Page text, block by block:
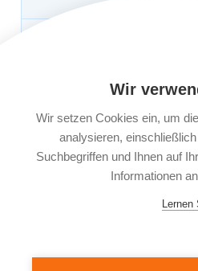
Reiseantritt
Leistungsträger:
AWP P&C
Wir
Wir setzen Cookies ein, um
analysieren,
Suchbegriffen und Ihnen auf
Informationen
Lernen